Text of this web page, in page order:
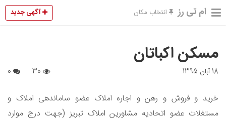
ام تی رز انتخاب مکان آگهی جدید
مسکن اکباتان
18 آبان 1395
خرید و فروش و رهن و اجاره املاک عضو ساماندهی املاک و
مستغلات عضو اتحادیه مشاورین املاک تبریز (جهت درج موارد